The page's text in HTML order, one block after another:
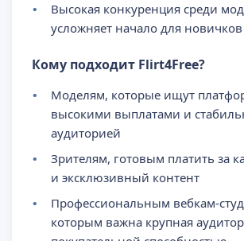
Высокая конкуренция среди
усложняет начало для новичков
Кому подходит Flirt4Free?
Моделям, которые ищут
высокими выплатами и
аудиторией
Зрителям, готовым платить за
и эксклюзивный контент
Профессиональным вебкам-
которым важна крупная